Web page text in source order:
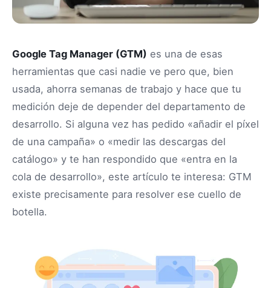
Google Tag Manager (GTM) es una de esas
herramientas que casi nadie ve pero que, bien
usada, ahorra semanas de trabajo y hace que tu
medición deje de depender del departamento de
desarrollo. Si alguna vez has pedido «añadir el píxel
de una campaña» o «medir las descargas del
catálogo» y te han respondido que «entra en la
cola de desarrollo», este artículo te interesa: GTM
existe precisamente para resolver ese cuello de
botella.